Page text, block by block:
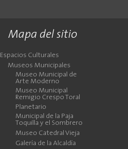
Mapa del sitio
Espacios Culturales
Museos Municipales
Museo Municipal de
Arte Moderno
Museo Municipal
Remigio Crespo Toral
Planetario
Municipal de la Paja
Toquilla y el Sombrero
Museo Catedral Vieja
Galería de la Alcaldía